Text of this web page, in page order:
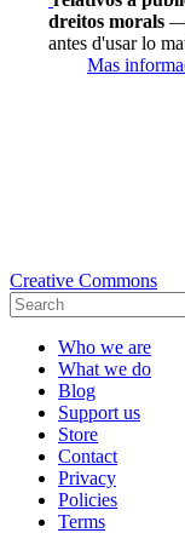
dreitos morals —
antes d'usar lo
Mas
Creative Commons
Who we are
What we do
Blog
Support us
Store
Contact
Privacy
Policies
Terms